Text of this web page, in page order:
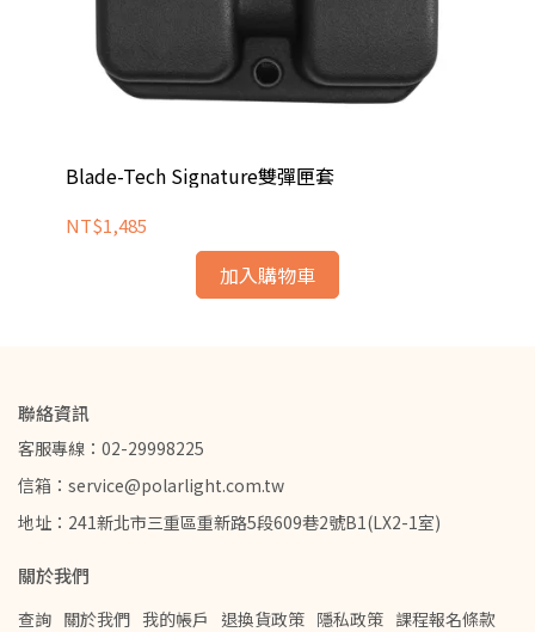
Blade-Tech Signature雙彈匣套
NT$1,485
加入購物車
聯絡資訊
客服專線：02-29998225
信箱：service@polarlight.com.tw
地址：241新北市三重區重新路5段609巷2號B1(LX2-1室)
關於我們
查詢 關於我們 我的帳戶 退換貨政策 隱私政策 課程報名條款